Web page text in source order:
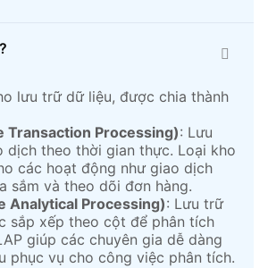
lưu trữ dữ liệu, được chia thành
Transaction Processing): Lưu
dịch theo thời gian thực. Loại kho
các hoạt động như giao dịch
sắm và theo dõi đơn hàng.
Analytical Processing): Lưu trữ
sắp xếp theo cột để phân tích
giúp các chuyên gia dễ dàng
phục vụ cho công việc phân tích.